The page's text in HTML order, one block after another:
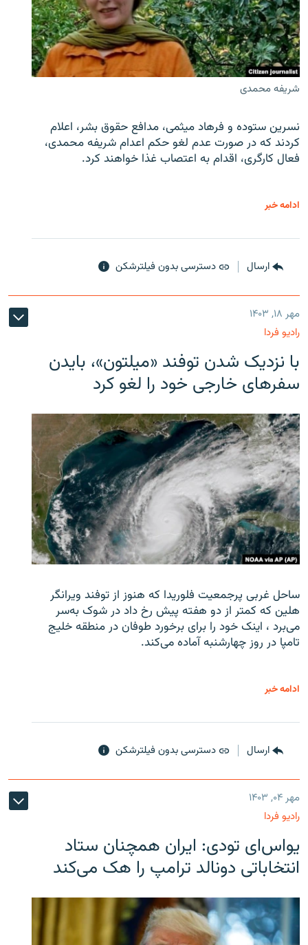
شریفه محمدی
نسرین ستوده و فرهاد میثمی، مدافع حقوق بشر، اعلام
کردند که در صورت عدم لغو حکم اعدام شریفه محمدی،
فعال کارگری، اقدام به اعتصاب غذا خواهند کرد.
ادامه خبر
ارسال دسترسی بدون فیلترشکن
مهر ۱۸, ۱۴۰۳
رادیو فردا
با نزدیک شدن توفند «میلتون»، بایدن
سفرهای خارجی خود را لغو کرد
ساحل غربی پرجمعیت فلوریدا که هنوز از توفند ویرانگر
هلین که کمتر از دو هفته پیش رخ داد در شوک به‌سر
می‌برد ، اینک خود را برای برخورد طوفان در منطقه خلیج
تامپا در روز چهارشنبه آماده می‌کند.
ادامه خبر
ارسال دسترسی بدون فیلترشکن
مهر ۰۴, ۱۴۰۳
رادیو فردا
یو‌اس‌ای تودی: ایران همچنان ستاد
انتخاباتی دونالد ترامپ را هک می‌کند